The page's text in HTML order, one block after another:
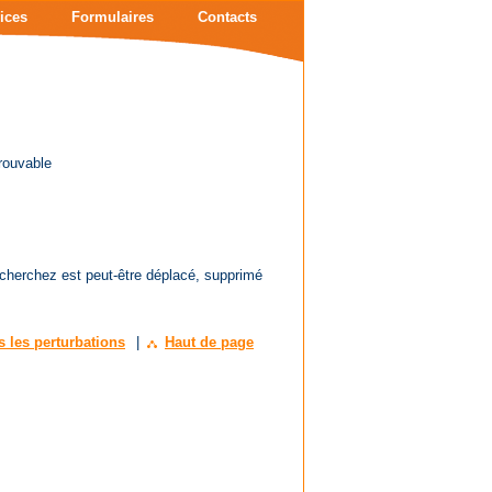
Formulaires Contacts
est peut-être déplacé, supprimé
les perturbations Haut de page